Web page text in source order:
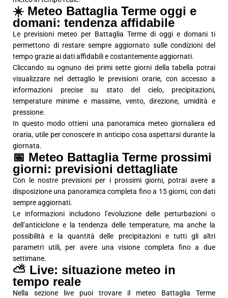
☀️ Meteo Battaglia Terme oggi e
domani: tendenza affidabile
Le previsioni meteo per Battaglia Terme di oggi e domani ti
permettono di restare sempre aggiornato sulle condizioni del
tempo grazie ai dati affidabili e costantemente aggiornati.
Cliccando su ognuno dei primi sette giorni della tabella potrai
visualizzare nel dettaglio le previsioni orarie, con accesso a
informazioni precise su stato del cielo, precipitazioni,
temperature minime e massime, vento, direzione, umidità e
pressione.
In questo modo ottieni una panoramica meteo giornaliera ed
oraria, utile per conoscere in anticipo cosa aspettarsi durante la
giornata.
📅 Meteo Battaglia Terme prossimi
giorni: previsioni dettagliate
Con le nostre previsioni per i prossimi giorni, potrai avere a
disposizione una panoramica completa fino a 15 giorni, con dati
sempre aggiornati.
Le informazioni includono l’evoluzione delle perturbazioni o
dell’anticiclone e la tendenza delle temperature, ma anche la
possibilità e la quantità delle precipitazioni e tutti gli altri
parametri utili, per avere una visione completa fino a due
settimane.
⛅ Live: situazione meteo in
tempo reale
Nella sezione live puoi trovare il meteo Battaglia Terme